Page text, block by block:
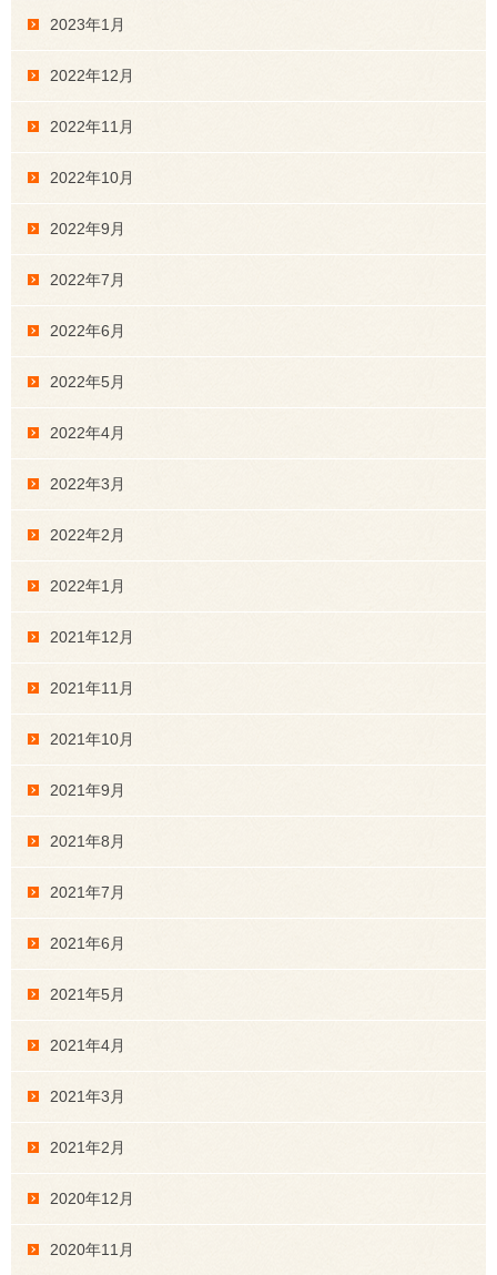
2023年1月
2022年12月
2022年11月
2022年10月
2022年9月
2022年7月
2022年6月
2022年5月
2022年4月
2022年3月
2022年2月
2022年1月
2021年12月
2021年11月
2021年10月
2021年9月
2021年8月
2021年7月
2021年6月
2021年5月
2021年4月
2021年3月
2021年2月
2020年12月
2020年11月